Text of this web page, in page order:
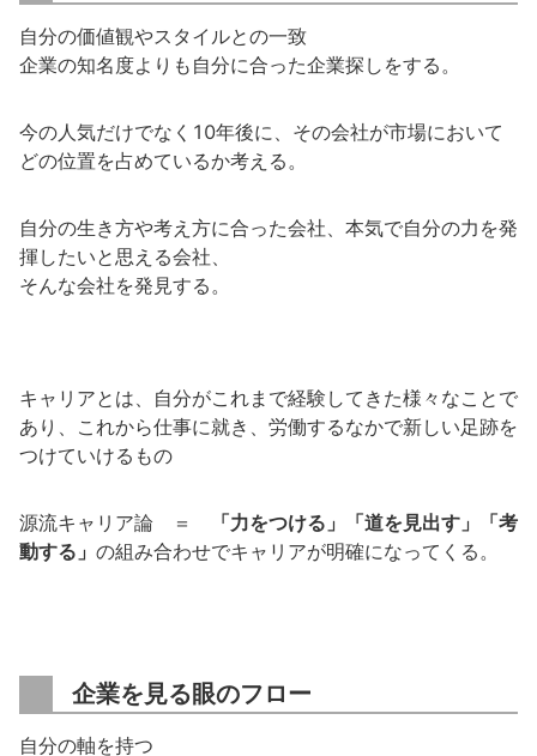
自分の価値観やスタイルとの一致
企業の知名度よりも自分に合った企業探しをする。
今の人気だけでなく10年後に、その会社が市場において
どの位置を占めているか考える。
自分の生き方や考え方に合った会社、本気で自分の力を発
揮したいと思える会社、
そんな会社を発見する。
キャリアとは、自分がこれまで経験してきた様々なことで
あり、これから仕事に就き、労働するなかで新しい足跡を
つけていけるもの
源流キャリア論 ＝
「力をつける」「道を見出す」「考
動する」 の組み合わせでキャリアが明確になってくる。
企業を見る眼のフロー
自分の軸を持つ